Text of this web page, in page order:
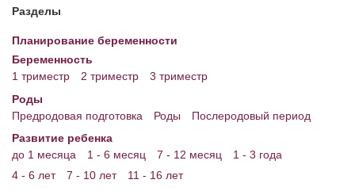
Мамина энциклопедия
СЕРВИСЫ И ПРИЛОЖЕНИЯ
Сервис. Оценка роста и веса ребенка
Приложения для Android
Разделы
Планирование беременности
Беременность
1 триместр
2 триместр
3 триместр
Роды
Предродовая подготовка
Роды
Послеродовый период
Развитие ребенка
до 1 месяца
1 - 6 месяц 7 - 12 месяц
1 - 3 года
4 - 6 лет
7 - 10 лет
11 - 16 лет